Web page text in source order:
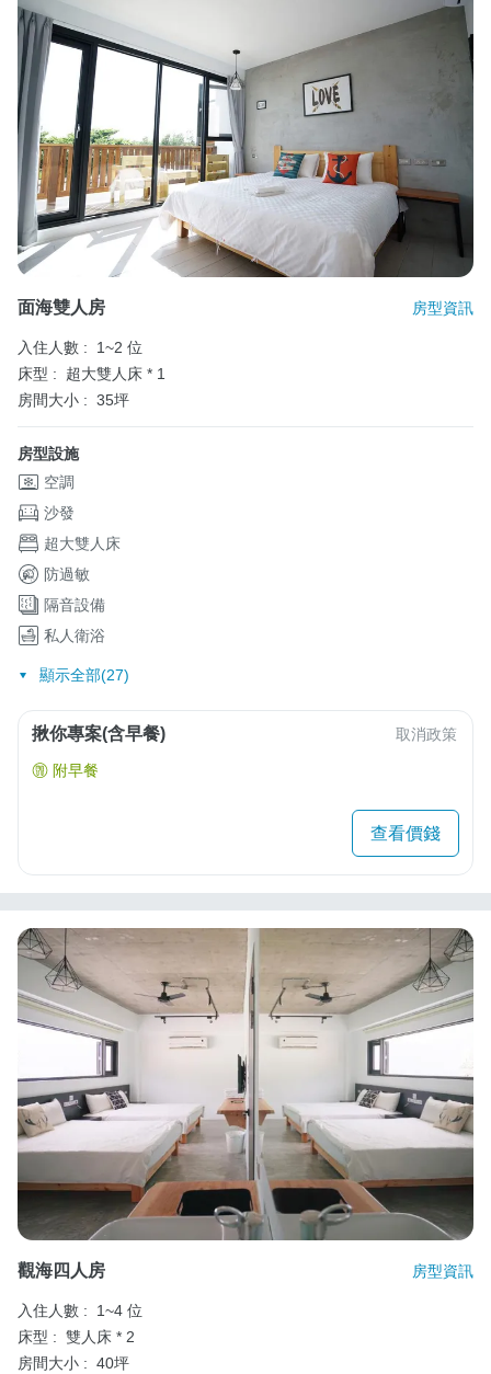
面海雙人房 房型資訊
入住人數 :
1~2 位
床型 :
超大雙人床 * 1
房間大小 : 35坪
房型設施
空調
沙發
超大雙人床
防過敏
隔音設備
私人衛浴
顯示全部(27)
揪你專案(含早餐) 取消政策
附早餐
查看價錢
觀海四人房 房型資訊
入住人數 :
1~4 位
床型 : 雙人床 * 2
房間大小 : 40坪